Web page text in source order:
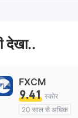
देखा..
FXCM
9.41 स्कोर
20 साल से अधिक